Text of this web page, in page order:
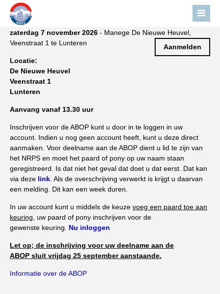
Home
Over NRPS
Lidmaatschap NRPS
Informatie
Lid worden
Statuten en reglementen
Algemeen
Paardenpaspoort aanvragen
Import registratie
Veulenregistratie
I&R Registratie
Informatie overschrijven paspoort
zaterdag 7 november 2026 - Manege De Nieuwe Heuvel,
Veenstraat 1 te Lunteren
Aanmelden
Locatie:
De Nieuwe Heuvel
Veenstraat 1
Lunteren
Aanvang vanaf 13.30 uur
Inschrijven voor de ABOP kunt u door in te loggen in uw
account. Indien u nog geen account heeft, kunt u deze direct
aanmaken. Voor deelname aan de ABOP dient u lid te zijn van
het NRPS en moet het paard of pony op uw naam staan
geregistreerd. Is dat niet het geval dat doet u dat eerst. Dat kan
via deze link. Als de overschrijving verwerkt is krijgt u daarvan
een melding. Dit kan een week duren.
In uw account kunt u middels de keuze voeg een paard toe aan
keuring , uw paard of pony inschrijven voor de
gewenste keuring. Nu inloggen
Let op; de inschrijving voor uw deelname aan de
ABOP sluit vrijdag 25 september aanstaande.
Informatie over de ABOP